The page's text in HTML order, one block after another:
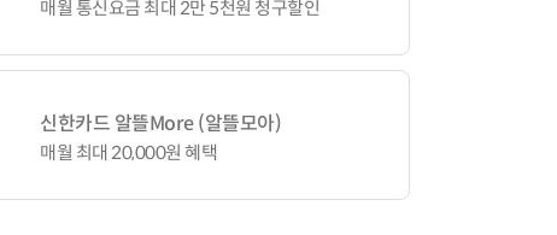
매월 통신요금 최대 2만 5천원 청구할인
신한카드 알뜰More (알뜰모아)
매월 최대 20,000원 혜택